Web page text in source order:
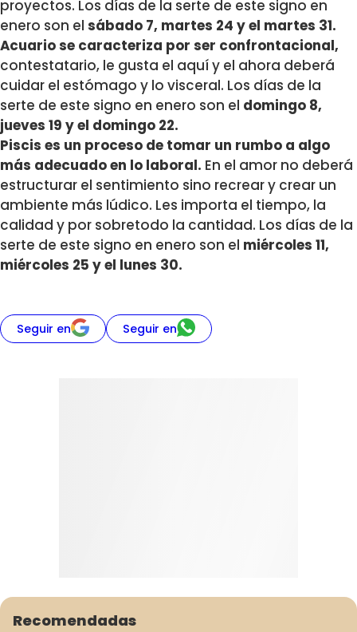
proyectos. Los días de la serte de este signo en
enero son el sábado 7, martes 24 y el martes 31.
Acuario se caracteriza por ser confrontacional,
contestatario, le gusta el aquí y el ahora deberá
cuidar el estómago y lo visceral. Los días de la
serte de este signo en enero son el domingo 8,
jueves 19 y el domingo 22.
Piscis es un proceso de tomar un rumbo a algo
más adecuado en lo laboral. En el amor no deberá
estructurar el sentimiento sino recrear y crear un
ambiente más lúdico. Les importa el tiempo, la
calidad y por sobretodo la cantidad. Los días de la
serte de este signo en enero son el miércoles 11,
miércoles 25 y el lunes 30.
Seguir en Seguir en
Recomendadas